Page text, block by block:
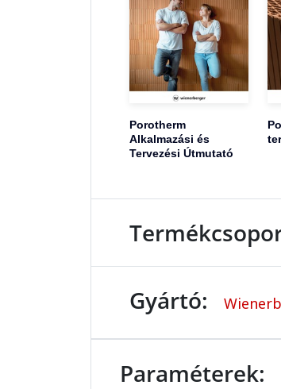
Porotherm
Alkalmazási és
Tervezési Útmutató
Gyártó:
Paraméterek: